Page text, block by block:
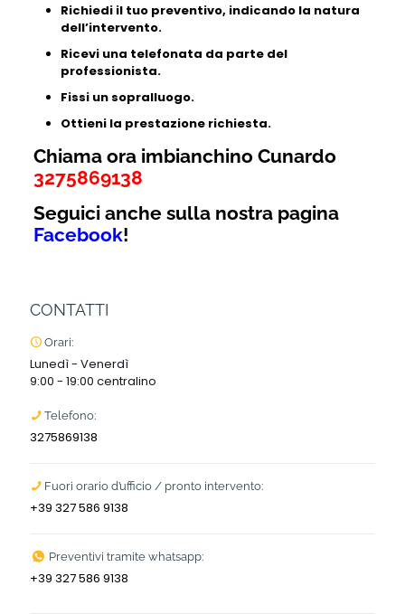
Richiedi il tuo preventivo, indicando la natura
dell’intervento.
Ricevi una telefonata da parte del
professionista.
Fissi un sopralluogo.
Ottieni la prestazione richiesta.
Chiama ora imbianchino Cunardo
3275869138
Seguici anche sulla nostra pagina
Facebook!
CONTATTI
Orari:
Lunedì - Venerdì
9:00 - 19:00 centralino
Telefono:
3275869138
Fuori orario d’ufficio / pronto intervento:
+39 327 586 9138
Preventivi tramite whatsapp:
+39 327 586 9138